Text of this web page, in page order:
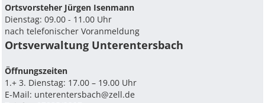
Ortsvorsteher Jürgen Isenmann
Dienstag: 09.00 - 11.00 Uhr
nach telefonischer Voranmeldung
Ortsverwaltung Unterentersbach
Ö­ffnungszeiten
1.+ 3. Dienstag: 17.00 – 19.00 Uhr
E-Mail: unterentersbach@zell.de